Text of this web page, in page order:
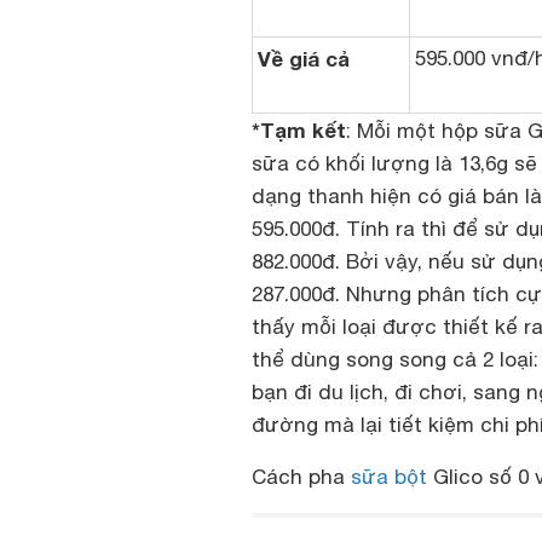
Về giá cả 595.000 vnđ/
*Tạm kết: Mỗi một hộp sữa
sữa có khối lượng là 13,6g
dạng thanh hiện có giá bán
595.000đ. Tính ra thì để sử
882.000đ. Bởi vậy, nếu sử
287.000đ. Nhưng phân tích
thấy mỗi loại được thiết kế
thể dùng song song cả 2
bạn đi du lịch, đi chơi, sang
đường mà lại tiết kiệm chi
Cách pha sữa bột Glico số 0